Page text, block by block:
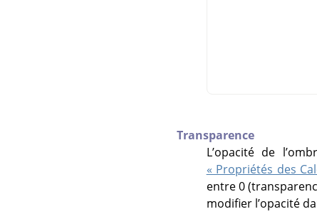
Transparence
L’opacité de
« Propriétés des
entre 0
modifier l’opacité